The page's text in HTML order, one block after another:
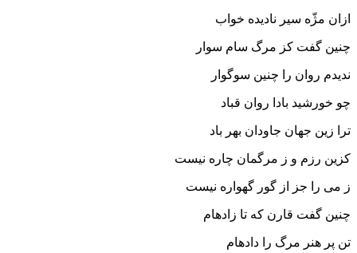
ازان مژّه سیر نادیده خواب‏
چنین گفت کز مرگ سام سوار
ندیدم روان را چنین سوگوار
چو خورشید بادا روان قباد
ترا زین جهان جاودان بهر باد
کزین رزم و ز مرگمان چاره نیست
ز مى را جز از گور گهواره نیست‏
چنین گفت قارن که تا زاده‏ام
تن پر هنر مرگ را داده‏ام‏